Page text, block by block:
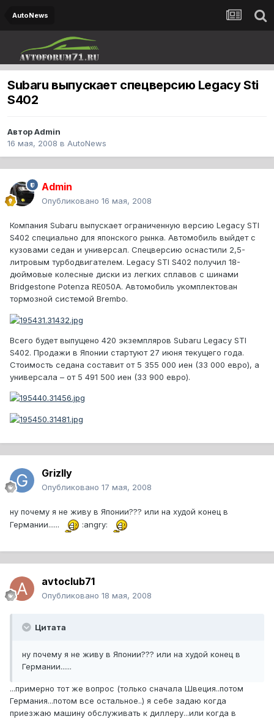
AutoNews
Subaru выпускает спецверсию Legacy Sti
S402
АвторAdmin
16 мая, 2008 в AutoNews
Admin
Опубликовано 16 мая, 2008
Компания Subaru выпускает ограниченную версию Legacy STI
S402 специально для японского рынка. Автомобиль выйдет с
кузовами седан и универсал. Спецверсию оснастили 2,5-
литровым турбодвигателем. Legacy STI S402 получил 18-
дюймовые колесные диски из легких сплавов с шинами
Bridgestone Potenza RE050A. Автомобиль укомплектован
тормозной системой Brembo.
Всего будет выпущено 420 экземпляров Subaru Legacy STI
S402. Продажи в Японии стартуют 27 июня текущего года.
Стоимость седана составит от 5 355 000 иен (33 000 евро), а
универсала – от 5 491 500 иен (33 900 евро).
Grizlly
Опубликовано 17 мая, 2008
ну почему я не живу в Японии??? или на худой конец в
Германии......
:angry:
avtoclub71
Опубликовано 18 мая, 2008
Цитата
ну почему я не живу в Японии??? или на худой конец в
Германии......
...примерно тот же вопрос (только сначала Швеция..потом
Германия...потом все остальное..) я себе задаю когда
приезжаю машину обслуживать к диллеру...или когда в